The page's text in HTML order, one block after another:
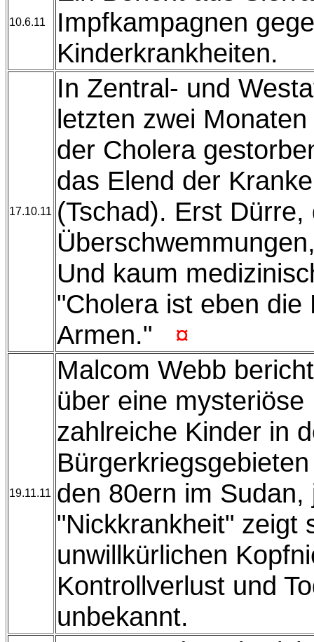
10.6.11
Impfkampagnen
Kinderkrankheiten.
17.10.11
In Zentral- und
letzten zwei
der Cholera
das Elend der
(Tschad). Erst Dürre,
Und kaum
"Cholera ist eben die
Armen." ¤
19.11.11
Malcom Webb
über eine
zahlreiche Kinder in
den 80ern im
"Nickkrankheit" zeigt
unwillkürlichen
Kontrollverlust und
unbekannt.